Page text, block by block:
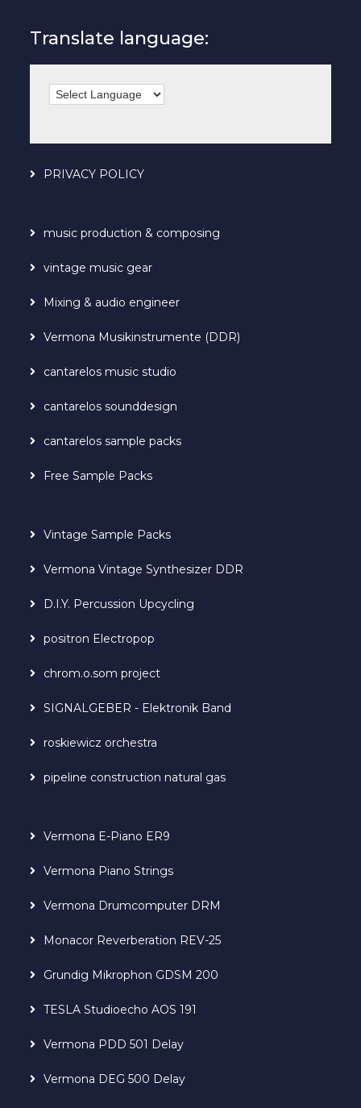
Translate language:
PRIVACY POLICY
music production & composing
vintage music gear
Mixing & audio engineer
Vermona Musikinstrumente (DDR)
cantarelos music studio
cantarelos sounddesign
cantarelos sample packs
Free Sample Packs
Vintage Sample Packs
Vermona Vintage Synthesizer DDR
D.I.Y. Percussion Upcycling
positron Electropop
chrom.o.som project
SIGNALGEBER - Elektronik Band
roskiewicz orchestra
pipeline construction natural gas
Vermona E-Piano ER9
Vermona Piano Strings
Vermona Drumcomputer DRM
Monacor Reverberation REV-25
Grundig Mikrophon GDSM 200
TESLA Studioecho AOS 191
Vermona PDD 501 Delay
Vermona DEG 500 Delay